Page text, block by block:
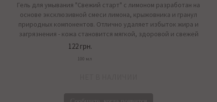
Гель для умывания "Свежий старт" с лимоном разработан на
основе эксклюзивной смеси лимона, крыжовника и гранул
природных компонентов. Отлично удаляет избыток жира и
загрязнения - кожа становится мягкой, здоровой и свежей
122 грн.
100 мл